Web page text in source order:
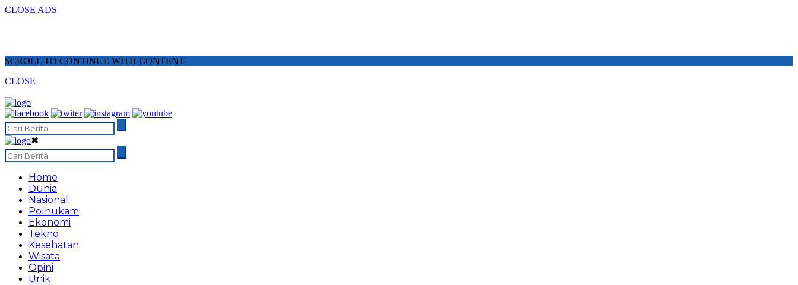
CLOSE ADS
SCROLL TO CONTINUE WITH CONTENT
CLOSE
✖
Home
Dunia
Nasional
Polhukam
Ekonomi
Tekno
Kesehatan
Wisata
Opini
Unik